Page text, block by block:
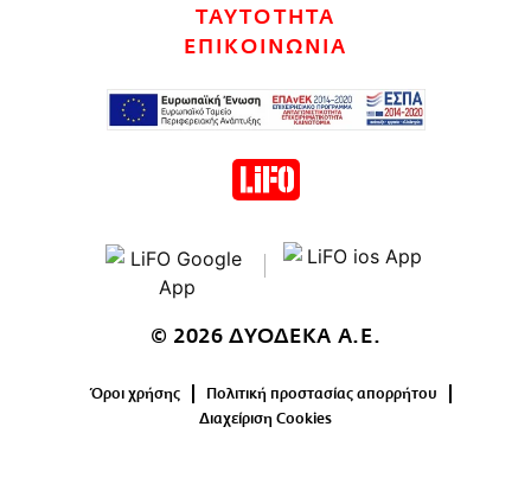
ΤΑΥΤΟΤΗΤΑ
ΕΠΙΚΟΙΝΩΝΙΑ
© 2026 ΔΥΟΔΕΚΑ Α.Ε.
Όροι χρήσης
Πολιτική προστασίας απορρήτου
Διαχείριση Cookies